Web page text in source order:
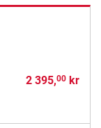
2 395,00kr